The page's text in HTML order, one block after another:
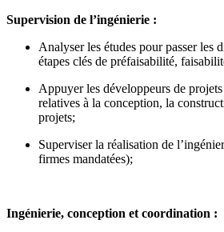
Supervision de l’ingénierie :
Analyser les études pour passer les
étapes clés de préfaisabilité,
Appuyer les développeurs de
relatives à la conception, la
projets;
Superviser la réalisation de
firmes mandatées);
Ingénierie, conception et coordination :